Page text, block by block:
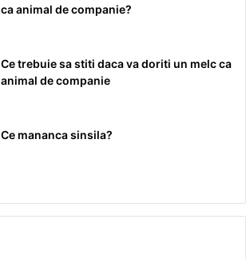
ca animal de companie?
Ce trebuie sa stiti daca va doriti un melc ca
animal de companie
Ce mananca sinsila?